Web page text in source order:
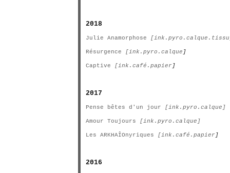
2018
Julie Anamorphose
Résurgence [ink.pyro.calque ]
Captive [ink.café.papier ]
2017
Pense bêtes d'un jour [ink.pyro.calque]
Amour Toujours [ink.pyro.calque]
Les ARKHAÎOnyriques [ink.café.papier ]
2016